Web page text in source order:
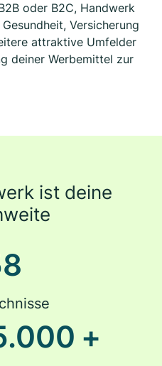
oder B2C, Handwerk
Versicherung
attraktive Umfelder
deiner Werbemittel zur
ist deine
+